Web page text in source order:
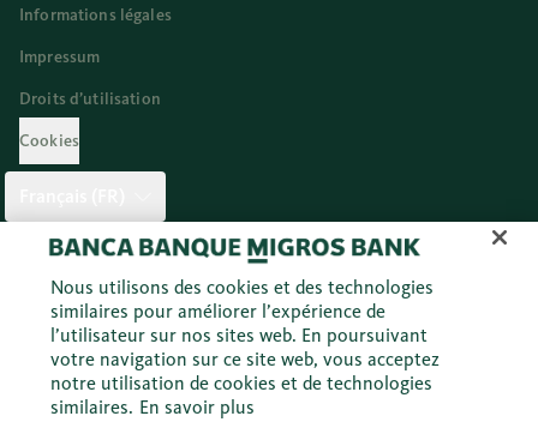
Informations légales
Impressum
Droits d’utilisation
Cookies
Facebook Instagram Youtube
© 2026 Banque Migros SA
Nous utilisons des cookies et des technologies
similaires pour améliorer l’expérience de
l’utilisateur sur nos sites web. En poursuivant
votre navigation sur ce site web, vous acceptez
notre utilisation de cookies et de technologies
similaires. En savoir plus